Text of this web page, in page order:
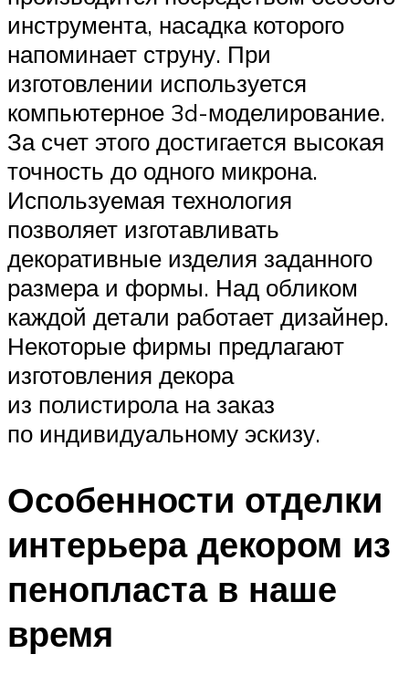
инструмента, насадка которого
напоминает струну. При
изготовлении используется
компьютерное 3d-моделирование.
За счет этого достигается высокая
точность до одного микрона.
Используемая технология
позволяет изготавливать
декоративные изделия заданного
размера и формы. Над обликом
каждой детали работает дизайнер.
Некоторые фирмы предлагают
изготовления декора
из полистирола на заказ
по индивидуальному эскизу.
Особенности отделки
интерьера декором из
пенопласта в наше
время